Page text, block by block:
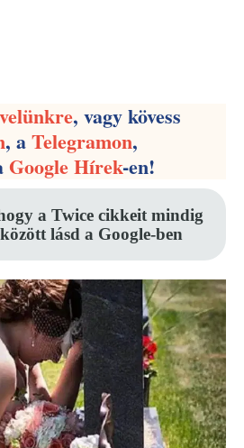
, vagy kövess
, aTelegramon,
Google Hírek-en!
a Twice cikkeit mindig
lásd a Google-ben